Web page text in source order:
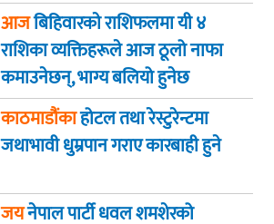
आजबिहिवारकाे राशिफलमा यी ४
राशिका व्यक्तिहरूले आज ठूलो नाफा
कमाउनेछन्, भाग्य बलियो हुनेछ
काठमाडौंकाहोटल तथा रेस्टुरेन्टमा
जथाभावी धुम्रपान गराए कारबाही हुने
जयनेपाल पार्टी धवल शमशेरको